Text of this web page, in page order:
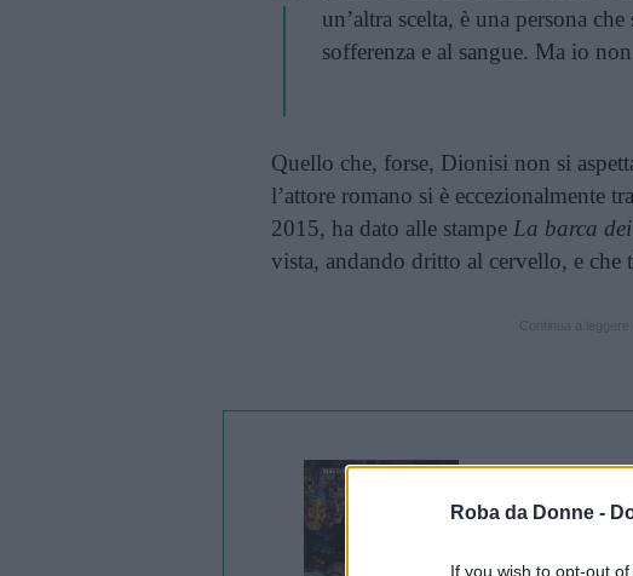
Roba da Donne -
If you wish to opt-out
un’altra scelta, è una persona
sofferenza e al sangue. Ma io
Quello che, forse, Dionisi non si
l’attore romano si è eccezionalmente
2015, ha dato alle stampe La barca
vista, andando dritto al cervello, e che
vicoli
La lotta